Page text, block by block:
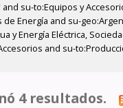
su-to:Equipos y
Energía and su-
y Energía Eléctrica,
and su-
4 resultados.